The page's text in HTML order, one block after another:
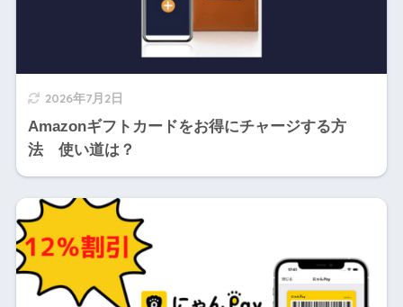
2026年7月2日
Amazonギフトカードをお得にチャージする方
法 使い道は？